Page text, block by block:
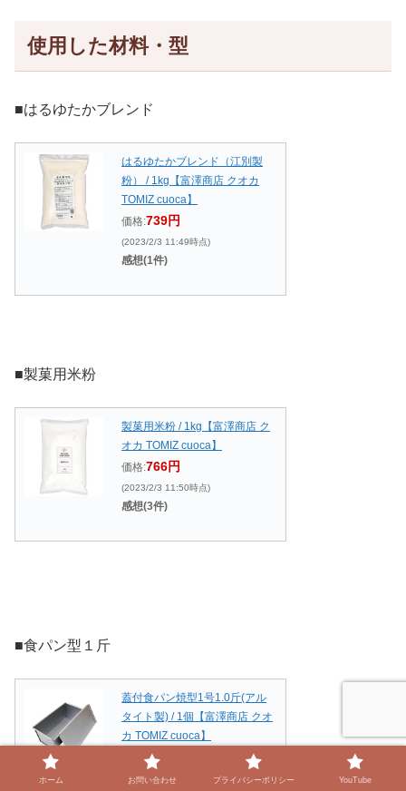
使用した材料・型
■はるゆたかブレンド
はるゆたかブレンド（江別製
粉） / 1kg【富澤商店 クオカ
TOMIZ cuoca】
価格:739円
(2023/2/3 11:49時点)
感想(1件)
■製菓用米粉
製菓用米粉 / 1kg【富澤商店 ク
オカ TOMIZ cuoca】
価格:766円
(2023/2/3 11:50時点)
感想(3件)
■食パン型１斤
蓋付食パン焼型1号1.0斤(アル
タイト製) / 1個【富澤商店 クオ
カ TOMIZ cuoca】
価格:2,773円
(2023/2/3 11:51時点)
ホーム お問い合わせ プライバシーポリシー YouTube